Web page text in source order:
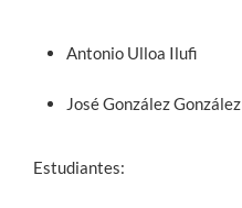
Antonio Ulloa Ilufi
José González González
Estudiantes: